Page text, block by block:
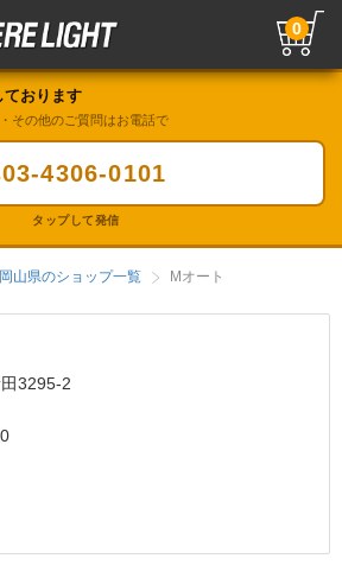
0
ております
その他のご質問はお電話で
03-4306-0101
タップして発信
岡山県のショップ一覧 Mオート
3295-2